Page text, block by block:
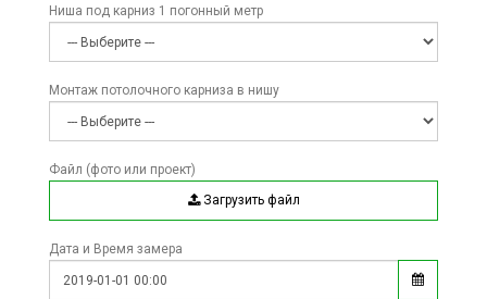
Ниша под карниз 1 погонный метр
Монтаж потолочного карниза в нишу
Файл (фото или проект)
Загрузить файл
Дата и Время замера